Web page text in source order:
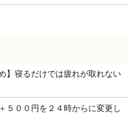
】寝るだけでは疲れが取れない
５００円を２４時からに変更し